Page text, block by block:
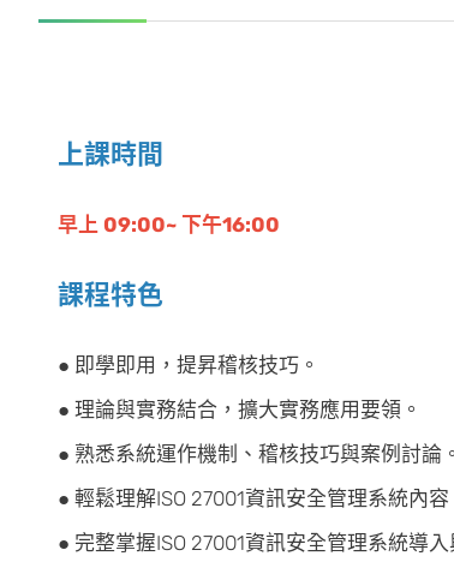
上課時間
早上 09:00~ 下午16:00
課程特色
● 即學即用，提昇稽核技巧。
● 理論與實務結合，擴大實務應用要領。
● 熟悉系統運作機制、稽核技巧與案例討論。
● 輕鬆理解ISO 27001資訊安全管理系統內
● 完整掌握ISO 27001資訊安全管理系統導